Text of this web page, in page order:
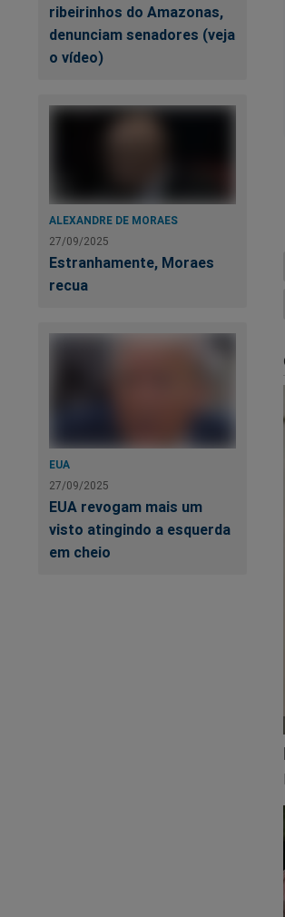
ribeirinhos do Amazonas,
denunciam senadores (veja
o vídeo)
ALEXANDRE DE MORAES
27/09/2025
Estranhamente, Moraes
recua
EUA
27/09/2025
EUA revogam mais um
visto atingindo a esquerda
em cheio